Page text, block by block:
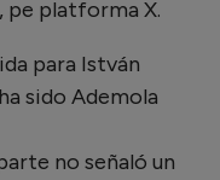
pe platforma X.
para István
sido Ademola
no señaló un